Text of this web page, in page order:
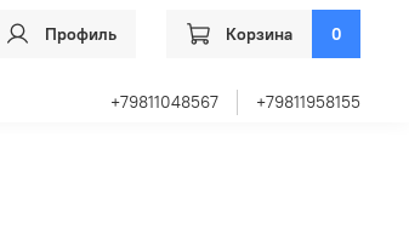
Профиль Корзина 0
+79811048567 +79811958155